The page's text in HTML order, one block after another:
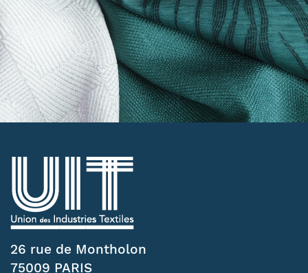
26 rue de Montholon
75009 PARIS